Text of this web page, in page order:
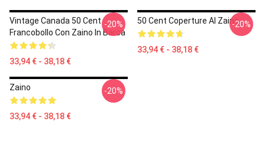
Vintage Canada 50 Cent
Francobollo Con Zaino In Barca
33,94 € - 38,18 €
-20% 50 Cent Coperture AI Zaino
33,94 € - 38,18 €
-20%
Zaino
33,94 € - 38,18 €
-20%